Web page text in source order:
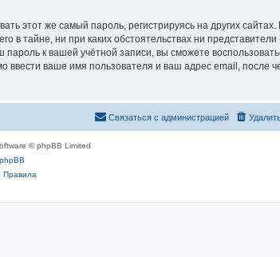
этот же самый пароль, регистрируясь на других
в тайне, ни при каких обстоятельствах ни
к вашей учётной записи, вы сможете
ваше имя пользователя и ваш адрес email, после
Связаться с администрацией
© phpBB Limited
Правила